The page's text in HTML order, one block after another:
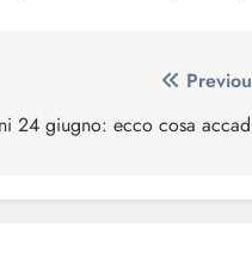
24 giugno: ecco cosa